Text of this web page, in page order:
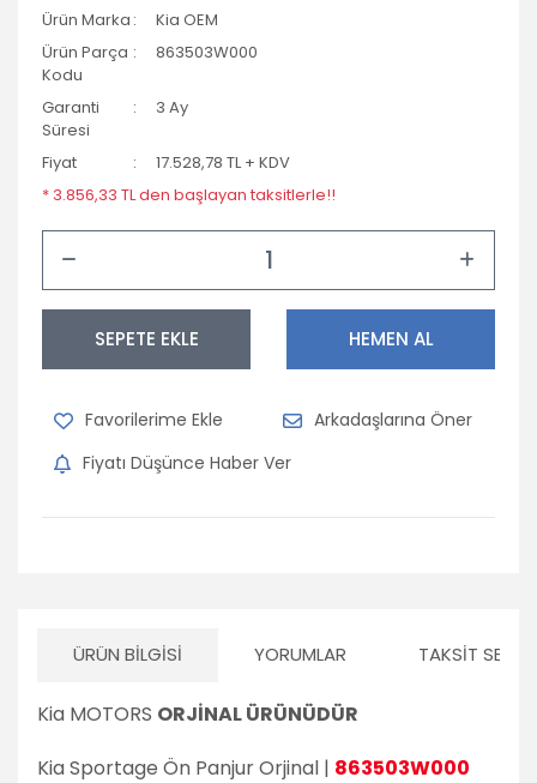
Ürün Marka
Kia OEM
Ürün Parça
Kodu
863503W000
Garanti
Süresi
3 Ay
Fiyat
17.528,78 TL + KDV
* 3.856,33 TL den başlayan taksitlerle!!
SEPETE EKLE HEMEN AL
Arkadaşlarına Öner
Fiyatı Düşünce Haber Ver
ÜRÜN BILGISI YORUMLAR TAKSIT
Kia MOTORS ORJİNAL ÜRÜNÜDÜR
Kia Sportage Ön Panjur Orjinal | 863503W000